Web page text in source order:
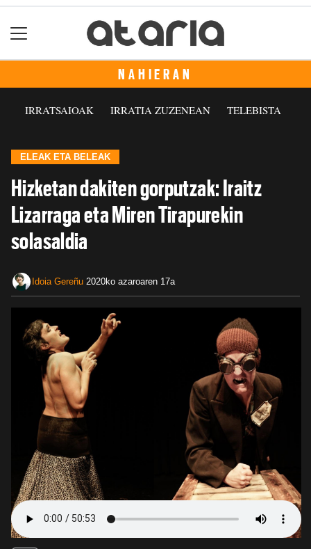
NAHIERAN
IRRATSAIOAK IRRATIA ZUZENEAN TELEBISTA
ELEAK ETA BELEAK
Hizketan dakiten gorputzak: Iraitz
Lizarraga eta Miren Tirapurekin
solasaldia
Idoia Gereñu 2020ko azaroaren 17a